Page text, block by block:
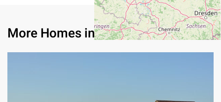
More Homes inBaltic Sea